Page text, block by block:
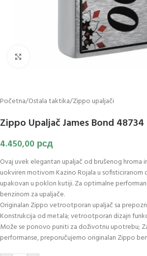
Klikni za uvećanje slike
Početna/Ostala taktika/Zippo upaljači
Zippo Upaljač James Bond 48734
4.450,00 рсд
Ovaj uvek elegantan upaljač od brušenog hroma
uokviren motivom Kazino Rojala u sofisticiranom
upakovan u poklon kutiji. Za optimalne
benzinom za upaljače.
Originalan Zippo vetrootporan upaljač sa
Konstrukcija od metala; vetrootporan dizajn
Može se ponovo puniti za doživotnu upotrebu;
performanse, preporučujemo originalan Zippo